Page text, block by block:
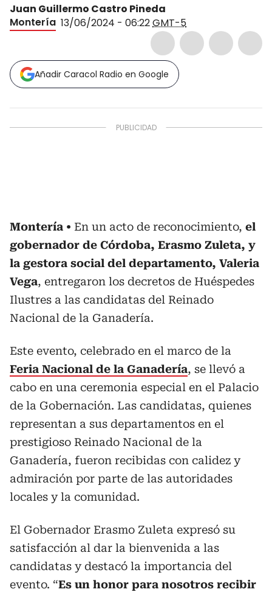
Juan Guillermo Castro Pineda
Montería 13/06/2024 - 06:22GMT-5
Añadir Caracol Radio en Google
Montería En un acto de reconocimiento, el
gobernador de Córdoba, Erasmo Zuleta, y
la gestora social del departamento, Valeria
Vega, entregaron los decretos de Huéspedes
Ilustres a las candidatas del Reinado
Nacional de la Ganadería.
Este evento, celebrado en el marco de la
Feria Nacional de la Ganadería, se llevó a
cabo en una ceremonia especial en el Palacio
de la Gobernación. Las candidatas, quienes
representan a sus departamentos en el
prestigioso Reinado Nacional de la
Ganadería, fueron recibidas con calidez y
admiración por parte de las autoridades
locales y la comunidad.
El Gobernador Erasmo Zuleta expresó su
satisfacción al dar la bienvenida a las
candidatas y destacó la importancia del
evento. “Es un honor para nosotros recibir